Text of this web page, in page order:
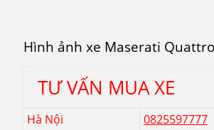
Hình ảnh xe Maserati
TƯ VẤN MUA XE
Hà Nội 0825597777